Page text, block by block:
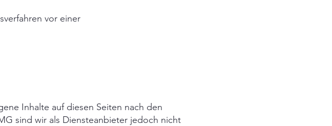
vor einer
Inhalte auf diesen Seiten nach den
sind wir als Diensteanbieter jedoch nicht